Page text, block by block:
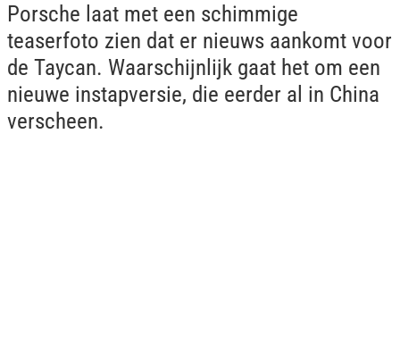
Porsche laat met een schimmige
teaserfoto zien dat er nieuws aankomt voor
de Taycan. Waarschijnlijk gaat het om een
nieuwe instapversie, die eerder al in China
verscheen.